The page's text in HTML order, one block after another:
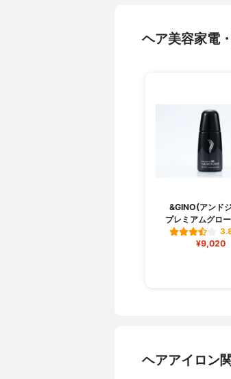
ヘア美容家電
&GINO(アンド
プレミアムグロ
¥9,020
ヘアアイロン